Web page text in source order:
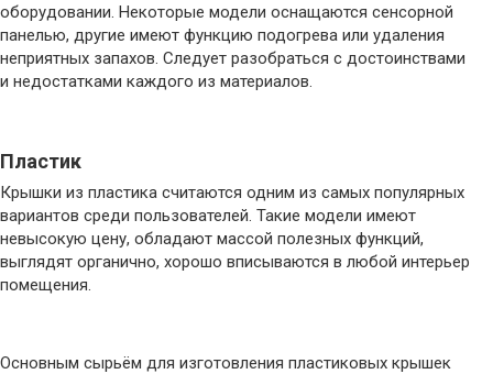
оборудовании. Некоторые модели оснащаются сенсорной
панелью, другие имеют функцию подогрева или удаления
неприятных запахов. Следует разобраться с достоинствами
и недостатками каждого из материалов.
Пластик
Крышки из пластика считаются одним из самых популярных
вариантов среди пользователей. Такие модели имеют
невысокую цену, обладают массой полезных функций,
выглядят органично, хорошо вписываются в любой интерьер
помещения.
Основным сырьём для изготовления пластиковых крышек